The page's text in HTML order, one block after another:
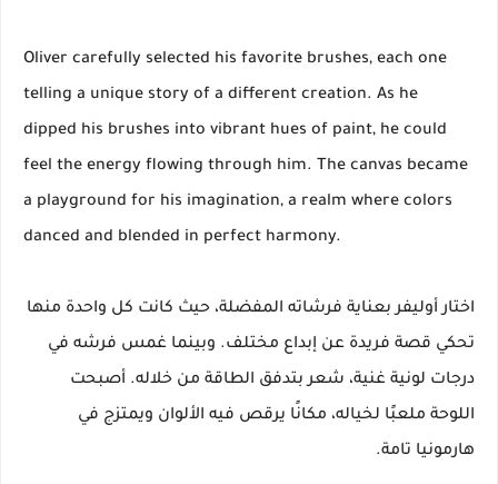
Oliver carefully selected his favorite brushes, each one
telling a unique story of a different creation. As he
dipped his brushes into vibrant hues of paint, he could
feel the energy flowing through him. The canvas became
a playground for his imagination, a realm where colors
danced and blended in perfect harmony.
اختار أوليفر بعناية فرشاته المفضلة، حيث كانت كل واحدة منها
تحكي قصة فريدة عن إبداع مختلف. وبينما غمس فرشه في
درجات لونية غنية، شعر بتدفق الطاقة من خلاله. أصبحت
اللوحة ملعبًا لخياله، مكانًا يرقص فيه الألوان ويمتزج في
هارمونيا تامة.